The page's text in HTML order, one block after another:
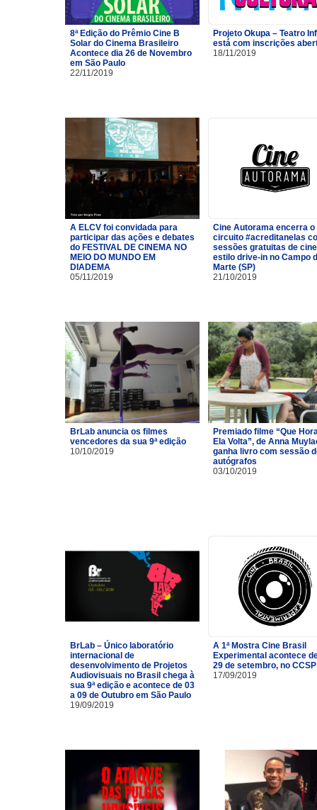
8ª Edição do Prêmio Cine B
Solar do Cinema Brasileiro
Acontece dia 26 de Novembro
em São Paulo
22/11/2019
Projeto Okupa – Teatro
está com inscrições
18/11/2019
A ELCV foi convidada para
participar das ações e debates
do FESTIVAL DE CINEMA NO
MEIO DO MUNDO EM
DIADEMA
05/11/2019
Cine Autorama encerra o
circuito #acreditanelas
sessões gratuitas de
estilo drive-in no Campo
Marte (SP)
21/10/2019
BrLab anuncia os filmes
vencedores da sua 9ª edição
10/10/2019
Premiado filme “Que
Ela Volta”, de Anna
ganha livro com sessão
autógrafos
03/10/2019
BrLab – Único laboratório
internacional de
desenvolvimento de Projetos
Audiovisuais no Brasil chega à
sua 9ª edição e acontece de 03
a 09 de Outubro em São Paulo
19/09/2019
A 1ª Mostra Cine Brasil
Experimental acontece
29 de setembro, no CCSP
17/09/2019